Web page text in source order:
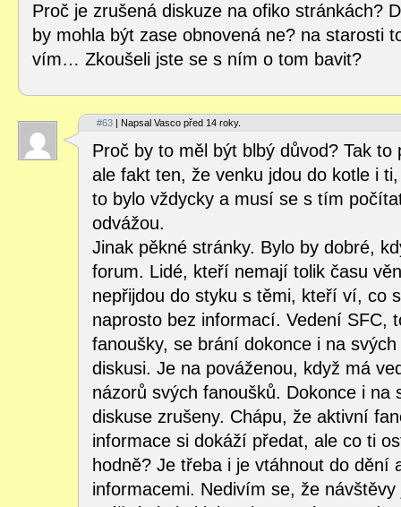
Proč je zrušená diskuze na ofiko stránkách?
by mohla být zase obnovená ne? na starosti
vím… Zkoušeli jste se s ním o tom bavit?
#63 | Napsal Vasco před 14 roky.
Proč by to měl být blbý důvod? Tak
ale fakt ten, že venku jdou do kotle i
to bylo vždycky a musí se s tím
odvážou.
Jinak pěkné stránky. Bylo by dobré,
forum. Lidé, kteří nemají tolik času
nepřijdou do styku s těmi, kteří ví, co
naprosto bez informací. Vedení SFC,
fanoušky, se brání dokonce i na
diskusi. Je na pováženou, když má
názorů svých fanoušků. Dokonce i na
diskuse zrušeny. Chápu, že aktivní
informace si dokáží předat, ale co ti
hodně? Je třeba i je vtáhnout do dění
informacemi. Nedivím se, že